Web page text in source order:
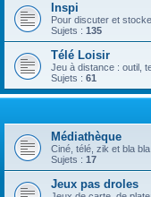
Inspi
Pour discuter et
Sujets : 135
Télé Loisir
Jeu à distance : outil,
Sujets : 61
Médiathèque
Ciné, télé, zik et bla
Sujets : 17
Jeux pas droles